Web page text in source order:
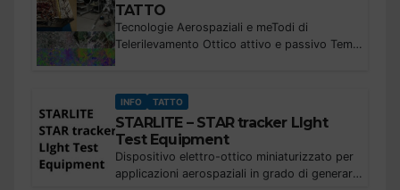
TATTO
Tecnologie Aerospaziali e meTodi di
Telerilevamento Ottico attivo e passivo Temi
di alta tensione e di apparati elettronici, quali
sistemi...
INFO TATTO
STARLITE – STAR tracker LIght
Test Equipment
Dispositivo elettro-ottico miniaturizzato per
applicazioni aerospaziali in grado di generare